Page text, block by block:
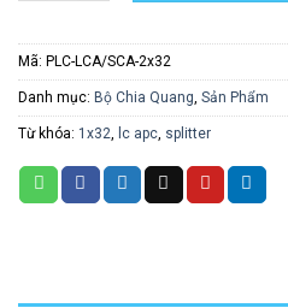
Mã: PLC-LCA/SCA-2x32
Danh mục: Bộ Chia Quang, Sản Phẩm
Từ khóa: 1x32, lc apc, splitter